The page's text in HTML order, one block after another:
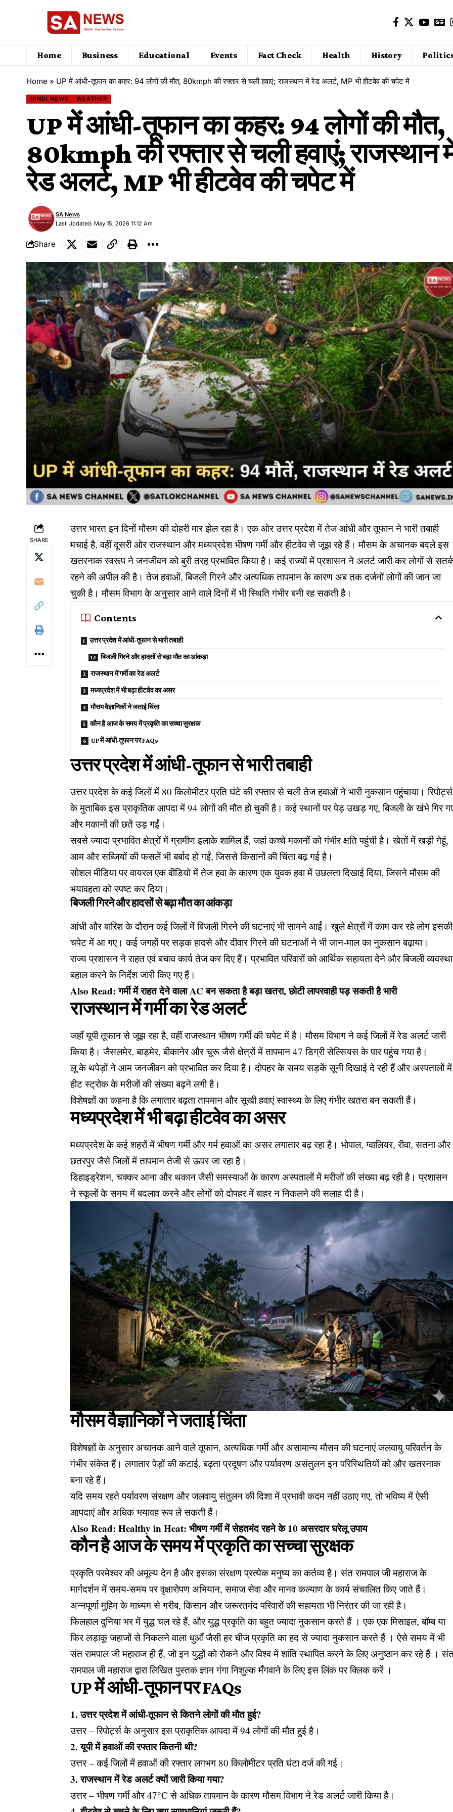
Home Business Educational Events Fact Check Health History
Home » UP में आंधी-तूफान का कहर: 94 लोगों की मौत, 80kmph की रफ्तार से चली हवाएं; राजस्थान में रेड अलर्ट, MP भी हीटवेव की चपेट में
HINDI NEWS WEATHER
UP में आंधी-तूफान का कहर: 94 लोगों की मौत,
80kmph की रफ्तार से चली हवाएं; राजस्थान
रेड अलर्ट, MP भी हीटवेव की चपेट में
Last Updated: May 15, 2026 11:12 Am
SA News
Share
SHARE
उत्तर भारत इन दिनों मौसम की दोहरी मार झेल रहा है। एक ओर उत्तर प्रदेश में तेज आंधी और तूफान ने भारी तबाही
मचाई है, वहीं दूसरी ओर राजस्थान और मध्यप्रदेश भीषण गर्मी और हीटवेव से जूझ रहे हैं। मौसम के अचानक बदले इस
खतरनाक स्वरूप ने जनजीवन को बुरी तरह प्रभावित किया है। कई राज्यों में प्रशासन ने अलर्ट जारी कर लोगों से
रहने की अपील की है। तेज हवाओं, बिजली गिरने और अत्यधिक तापमान के कारण अब तक दर्जनों लोगों की जान जा
चुकी है। मौसम विभाग के अनुसार आने वाले दिनों में भी स्थिति गंभीर बनी रह सकती है।
Contents
उत्तर प्रदेश में आंधी-तूफान से भारी तबाही
बिजली गिरने और हादसों से बढ़ा मौत का आंकड़ा
राजस्थान में गर्मी का रेड अलर्ट
मध्यप्रदेश में भी बढ़ा हीटवेव का असर
मौसम वैज्ञानिकों ने जताई चिंता
कौन है आज के समय में प्रकृति का सच्चा सुरक्षक
UP में आंधी-तूफान पर FAQs
उत्तर प्रदेश में आंधी-तूफान से भारी तबाही
उत्तर प्रदेश के कई जिलों में 80 किलोमीटर प्रति घंटे की रफ्तार से चली तेज हवाओं ने भारी नुकसान पहुंचाया। रिपोर्ट्स
के मुताबिक इस प्राकृतिक आपदा में 94 लोगों की मौत हो चुकी है। कई स्थानों पर पेड़ उखड़ गए, बिजली के खंभे गिर
और मकानों की छतें उड़ गईं।
सबसे ज्यादा प्रभावित क्षेत्रों में ग्रामीण इलाके शामिल हैं, जहां कच्चे मकानों को गंभीर क्षति पहुंची है। खेतों में खड़ी गेहूं,
आम और सब्जियों की फसलें भी बर्बाद हो गईं, जिससे किसानों की चिंता बढ़ गई है।
सोशल मीडिया पर वायरल एक वीडियो में तेज हवा के कारण एक युवक हवा में उछलता दिखाई दिया, जिसने मौसम की
भयावहता को स्पष्ट कर दिया।
बिजली गिरने और हादसों से बढ़ा मौत का आंकड़ा
आंधी और बारिश के दौरान कई जिलों में बिजली गिरने की घटनाएं भी सामने आईं। खुले क्षेत्रों में काम कर रहे लोग इसकी
चपेट में आ गए। कई जगहों पर सड़क हादसे और दीवार गिरने की घटनाओं ने भी जान-माल का नुकसान बढ़ाया।
राज्य प्रशासन ने राहत एवं बचाव कार्य तेज कर दिए हैं। प्रभावित परिवारों को आर्थिक सहायता देने और बिजली व्यवस्था
बहाल करने के निर्देश जारी किए गए हैं।
Also Read:गर्मी में राहत देने वाला AC बन सकता है बड़ा खतरा, छोटी लापरवाही पड़ सकती है भारी
राजस्थान में गर्मी का रेड अलर्ट
जहाँ यूपी तूफान से जूझ रहा है, वहीं राजस्थान भीषण गर्मी की चपेट में है। मौसम विभाग ने कई जिलों में रेड अलर्ट जारी
किया है। जैसलमेर, बाड़मेर, बीकानेर और चूरू जैसे क्षेत्रों में तापमान 47 डिग्री सेल्सियस के पार पहुंच गया है।
लू के थपेड़ों ने आम जनजीवन को प्रभावित कर दिया है। दोपहर के समय सड़कें सूनी दिखाई दे रही हैं और अस्पतालों में
हीट स्ट्रोक के मरीजों की संख्या बढ़ने लगी है।
विशेषज्ञों का कहना है कि लगातार बढ़ता तापमान और सूखी हवाएं स्वास्थ्य के लिए गंभीर खतरा बन सकती हैं।
मध्यप्रदेश में भी बढ़ा हीटवेव का असर
मध्यप्रदेश के कई शहरों में भीषण गर्मी और गर्म हवाओं का असर लगातार बढ़ रहा है। भोपाल, ग्वालियर, रीवा, सतना और
छतरपुर जैसे जिलों में तापमान तेजी से ऊपर जा रहा है।
डिहाइड्रेशन, चक्कर आना और थकान जैसी समस्याओं के कारण अस्पतालों में मरीजों की संख्या बढ़ रही है। प्रशासन
ने स्कूलों के समय में बदलाव करने और लोगों को दोपहर में बाहर न निकलने की सलाह दी है।
मौसम वैज्ञानिकों ने जताई चिंता
विशेषज्ञों के अनुसार अचानक आने वाले तूफान, अत्यधिक गर्मी और असामान्य मौसम की घटनाएं जलवायु परिवर्तन के
गंभीर संकेत हैं। लगातार पेड़ों की कटाई, बढ़ता प्रदूषण और पर्यावरण असंतुलन इन परिस्थितियों को और खतरनाक
बना रहे हैं।
यदि समय रहते पर्यावरण संरक्षण और जलवायु संतुलन की दिशा में प्रभावी कदम नहीं उठाए गए, तो भविष्य में ऐसी
आपदाएं और अधिक भयावह रूप ले सकती हैं।
Also Read:Healthy in Heat: भीषण गर्मी में सेहतमंद रहने के 10 असरदार घरेलू उपाय
कौन है आज के समय में प्रकृति का सच्चा सुरक्षक
प्रकृति परमेश्वर की अमूल्य देन है और इसका संरक्षण प्रत्येक मनुष्य का कर्तव्य है।संत रामपाल जी महाराजके
मार्गदर्शन में समय-समय पर वृक्षारोपण अभियान, समाज सेवा और मानव कल्याण के कार्य संचालित किए जाते हैं।
अन्नपूर्णा मुहिम के माध्यम से गरीब, किसान और जरूरतमंद परिवारों की सहायता भी निरंतर की जा रही है।
फिलहाल दुनिया भर में युद्ध चल रहे हैं, और युद्ध प्रकृति का बहुत ज्यादा नुकसान करते हैं । एक एक मिसाइल, बॉम्ब या
फिर लड़ाकू जहाजों से निकलने वाला धुआँ जैसी हर चीज प्रकृति का हद से ज्यादा नुकसान करते हैं । ऐसे समय में भी
संत रामपाल जी महाराज ही हैं, जो इन युद्धों को रोकने और विश्व में शांति स्थापित करने के लिए अनुष्ठान कर रहे हैं ।
रामपाल जी महाराज द्वारा लिखित पुस्तक ज्ञान गंगा निशुल्क मँगवाने के लिएइस लिंक पर क्लिककरें ।
UP में आंधी-तूफान पर FAQs
1. उत्तर प्रदेश में आंधी-तूफान से कितने लोगों की मौत हुई?
उत्तर – रिपोर्ट्स के अनुसार इस प्राकृतिक आपदा में 94 लोगों की मौत हुई है।
2. यूपी में हवाओं की रफ्तार कितनी थी?
उत्तर – कई जिलों में हवाओं की रफ्तार लगभग 80 किलोमीटर प्रति घंटा दर्ज की गई।
3. राजस्थान में रेड अलर्ट क्यों जारी किया गया?
उत्तर – भीषण गर्मी और 47°C से अधिक तापमान के कारण मौसम विभाग ने रेड अलर्ट जारी किया है।